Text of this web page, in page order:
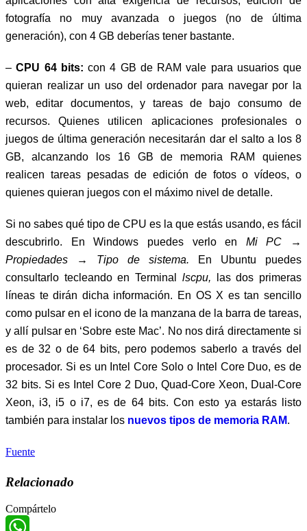
fotografía no muy avanzada o juegos (no de última
generación), con 4 GB deberías tener bastante.
–CPU 64 bits: con 4 GB de RAM vale para usuarios que
quieran realizar un uso del ordenador para navegar por la
web, editar documentos, y tareas de bajo consumo de
recursos. Quienes utilicen aplicaciones profesionales o
juegos de última generación necesitarán dar el salto a los 8
GB, alcanzando los 16 GB de memoria RAM quienes
realicen tareas pesadas de edición de fotos o vídeos, o
quienes quieran juegos con el máximo nivel de detalle.
Si no sabes qué tipo de CPU es la que estás usando, es fácil
descubrirlo. En Windows puedes verlo en Mi PC →
Propiedades → Tipo de sistema.
En Ubuntu puedes
consultarlo tecleando en Terminal lscpu,
las dos primeras
líneas te dirán dicha información. En OS X es tan sencillo
como pulsar en el icono de la manzana de la barra de tareas,
y allí pulsar en ‘Sobre este Mac’. No nos dirá directamente si
es de 32 o de 64 bits, pero podemos saberlo a través del
procesador. Si es un Intel Core Solo o Intel Core Duo, es de
32 bits. Si es Intel Core 2 Duo, Quad-Core Xeon, Dual-Core
Xeon, i3, i5 o i7, es de 64 bits. Con esto ya estarás listo
también para instalar los nuevos tipos de memoria RAM.
Fuente
Relacionado
Compártelo